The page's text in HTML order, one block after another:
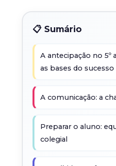
📋 Sumário
A antecipação no 5º
as bases do sucesso
A comunicação: a
Preparar o aluno:
colegial